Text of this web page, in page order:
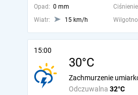
Opad: 0 mm
Wiatr:
15 km/h
15:00
30°C
Odczuwalna 32°C
Zachmurzenie